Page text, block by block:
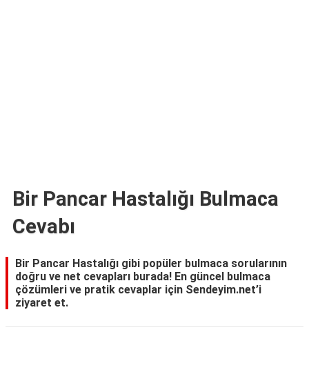
Bir Pancar Hastalığı Bulmaca
Cevabı
Bir Pancar Hastalığı gibi popüler bulmaca sorularının
doğru ve net cevapları burada! En güncel bulmaca
çözümleri ve pratik cevaplar için Sendeyim.net’i
ziyaret et.